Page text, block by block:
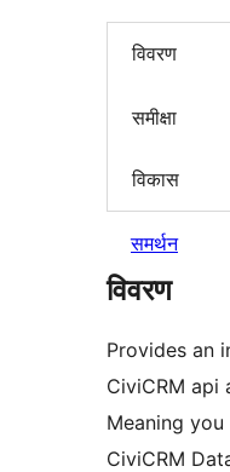
विवरण
समीक्षा
विकास
समर्थन
विवरण
Provides an
CiviCRM api
Meaning
CiviCRM